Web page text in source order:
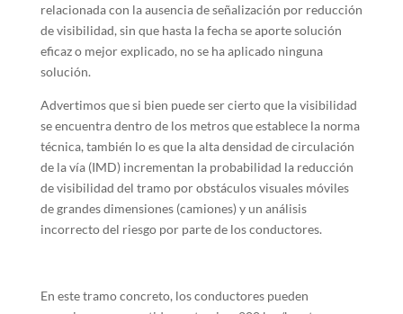
relacionada con la ausencia de señalización por reducción
de visibilidad, sin que hasta la fecha se aporte solución
eficaz o mejor explicado, no se ha aplicado ninguna
solución.
Advertimos que si bien puede ser cierto que la visibilidad
se encuentra dentro de los metros que establece la norma
técnica, también lo es que la alta densidad de circulación
de la vía (IMD) incrementan la probabilidad la reducción
de visibilidad del tramo por obstáculos visuales móviles
de grandes dimensiones (camiones) y un análisis
incorrecto del riesgo por parte de los conductores.
En este tramo concreto, los conductores pueden